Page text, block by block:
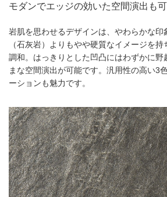
モダンでエッジの効いた空間演出も
岩肌を思わせるデザインは、やわらかな印
（石灰岩）よりもやや硬質なイメージを
調和。はっきりとした凹凸にはわずかに野
まな空間演出が可能です。汎用性の高い3
ーションも魅力です。